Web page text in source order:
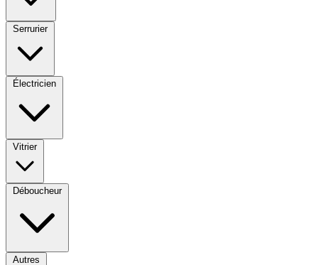
Serrurier
Électricien
Vitrier
Déboucheur
Autres